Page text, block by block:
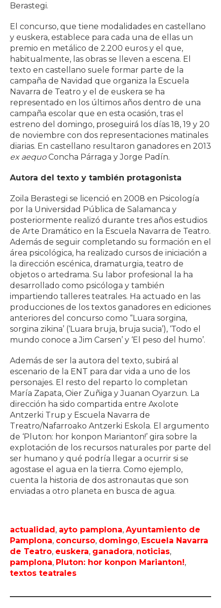
Berastegi.
El concurso, que tiene modalidades en castellano
y euskera, establece para cada una de ellas un
premio en metálico de 2.200 euros y el que,
habitualmente, las obras se lleven a escena. El
texto en castellano suele formar parte de la
campaña de Navidad que organiza la Escuela
Navarra de Teatro y el de euskera se ha
representado en los últimos años dentro de una
campaña escolar que en esta ocasión, tras el
estreno del domingo, proseguirá los días 18, 19 y 20
de noviembre con dos representaciones matinales
diarias. En castellano resultaron ganadores en 2013
ex aequoConcha Párraga y Jorge Padín.
Autora del texto y también protagonista
Zoila Berastegi se licenció en 2008 en Psicología
por la Universidad Pública de Salamanca y
posteriormente realizó durante tres años estudios
de Arte Dramático en la Escuela Navarra de Teatro.
Además de seguir completando su formación en el
área psicológica, ha realizado cursos de iniciación a
la dirección escénica, dramaturgia, teatro de
objetos o artedrama. Su labor profesional la ha
desarrollado como psicóloga y también
impartiendo talleres teatrales. Ha actuado en las
producciones de los textos ganadores en ediciones
anteriores del concurso como “Luara sorgina,
sorgina zikina’ (‘Luara bruja, bruja sucia’), ‘Todo el
mundo conoce a Jim Carsen’ y ‘El peso del humo’.
Además de ser la autora del texto, subirá al
escenario de la ENT para dar vida a uno de los
personajes. El resto del reparto lo completan
María Zapata, Oier Zuñiga y Juanan Oyarzun. La
dirección ha sido compartida entre Axolote
Antzerki Trup y Escuela Navarra de
Treatro/Nafarroako Antzerki Eskola. El argumento
de ‘Pluton: hor konpon Marianton!’ gira sobre la
explotación de los recursos naturales por parte del
ser humano y qué podría llegar a ocurrir si se
agostase el agua en la tierra. Como ejemplo,
cuenta la historia de dos astronautas que son
enviadas a otro planeta en busca de agua.
actualidad, ayto pamplona, Ayuntamiento de
Pamplona, concurso, domingo, Escuela Navarra
de Teatro, euskera, ganadora, noticias,
pamplona, Pluton: hor konpon Marianton!,
textos teatrales